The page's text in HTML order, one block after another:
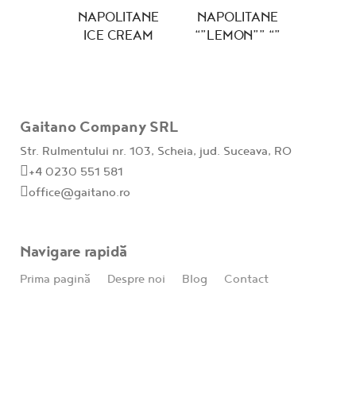
NAPOLITANE
ICE CREAM
NAPOLITANE
“”LEMON”” “”
Gaitano Company SRL
Str. Rulmentului nr. 103, Scheia, jud. Suceava, RO
+4 0230 551 581
office@gaitano.ro
Navigare rapidă
Prima pagină Despre noi Blog Contact